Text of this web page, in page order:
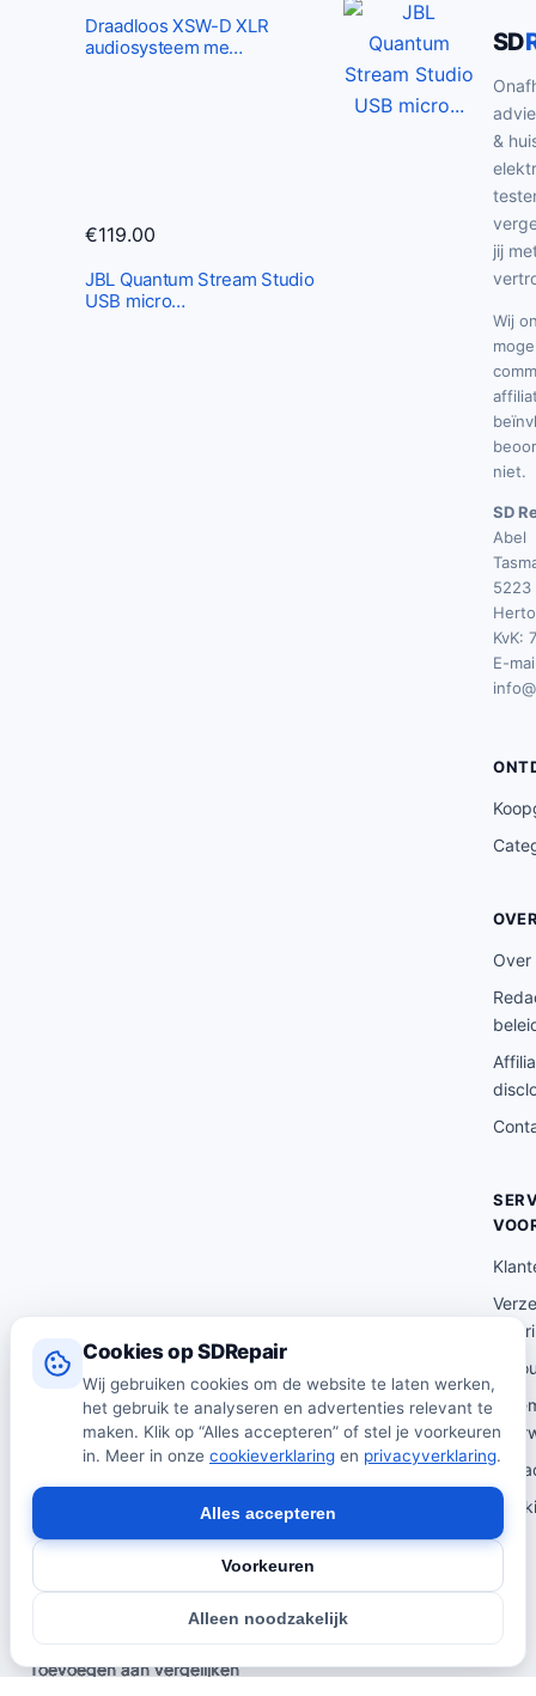
Cookies op SDRepair
Wij gebruiken cookies om de website te laten werken,
het gebruik te analyseren en advertenties relevant te
maken. Klik op “Alles accepteren” of stel je voorkeuren
in. Meer in onze cookieverklaring en privacyverklaring.
Alleen noodzakelijk
Voorkeuren
Alles accepteren
Toevoegen aan vergelijken
Toevoegen aan vergelijken
Toevoegen aan vergelijken
Toevoegen aan vergelijken
Draadloos XSW-D XLR
audiosysteem me…
Toevoegen aan vergelijken
€119.00
JBL Quantum Stream Studio
USB micro…
Toevoegen aan vergelijken
SD
&
jij
Wij
niet.
SD
Abel
5223
KvK:
E-
Over
verkopen zelf geen producten · Alle prijzen onder voorbehoud.